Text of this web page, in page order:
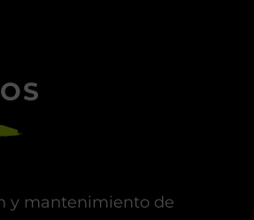
y mantenimiento de